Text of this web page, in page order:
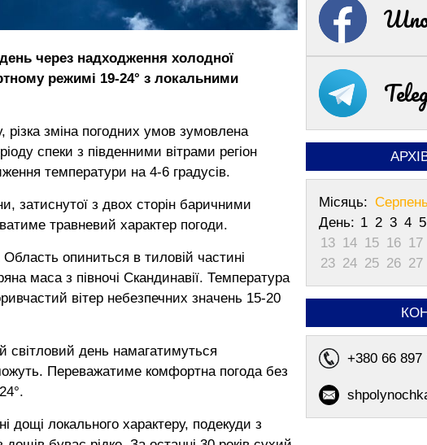
через надходження холодної
режимі 19-24° з локальними
різка зміна погодних умов зумовлена
спеки з південними вітрами регіон
температури на 4-6 градусів.
затиснутої з двох сторін баричними
травневий характер погоди.
опиниться в тиловій частині
маса з півночі Скандинавії. Температура
вітер небезпечних значень 15-20
світловий день намагатимуться
Переважатиме комфортна погода без
дощі локального характеру, подекуди з
Місяць:
День: 1 2 3 4 5
13 14 15 16 17
23 24 25 26 27
+380 66 897